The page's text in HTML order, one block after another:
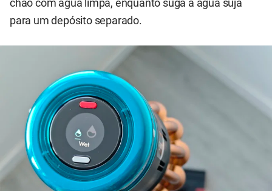
chão com água limpa, enquanto suga a água suja
para um depósito separado.